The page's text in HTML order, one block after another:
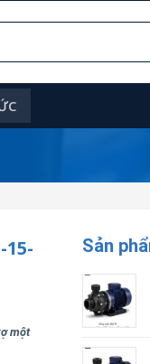
Sản
15-
một